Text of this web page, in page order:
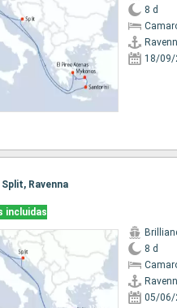
8 d
18/09/
Ravenna
incluidas
8 d
05/06/